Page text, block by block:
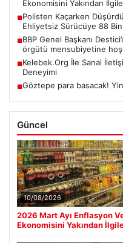
Ekonomisini Yakından
■Polisten Kaçarken
Ehliyetsiz Sürücüye 88
■BBP Genel Başkanı
örgütü mensubiyetine
■Kelebek.Org İle Sanal
Deneyimi
■Göztepe para basacak!
Güncel
10/08/2026
2026 Mart Ayı Enflasyon
Ekonomisini Yakından